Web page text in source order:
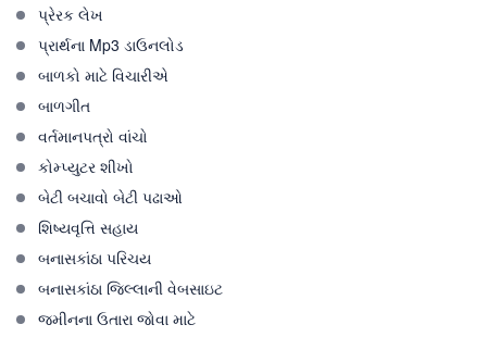
પ્રેરક લેખ
પ્રાર્થના Mp3 ડાઉનલોડ
બાળકો માટે વિચારીએ
બાળગીત
વર્તમાનપત્રો વાંચો
કોમ્પ્યુટર શીખો
બેટી બચાવો બેટી પઢાઓ
શિષ્યવૃત્તિ સહાય
બનાસકાંઠા પરિચય
બનાસકાંઠા જિલ્લાની વેબસાઇટ
જમીનના ઉતારા જોવા માટે